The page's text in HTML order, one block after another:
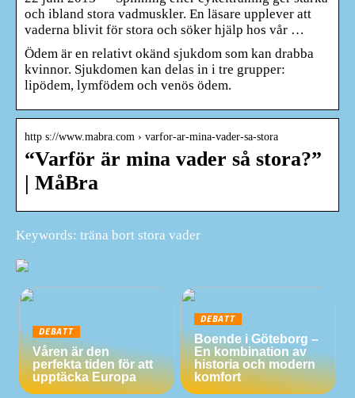
och ibland stora vadmuskler. En läsare upplever att
vaderna blivit för stora och söker hjälp hos vår …
Ödem är en relativt okänd sjukdom som kan drabba
kvinnor. Sjukdomen kan delas in i tre grupper:
lipödem, lymfödem och venös ödem.
http s://www.mabra.com › varfor-ar-mina-vader-sa-stora
“Varför är mina vader så stora?”
| MåBra
Keywords: träna bort stora vader
DEBATT
Våren är den
perfekta tiden för att
upptäcka Europa
DEBATT
Boende i Göteborg –
En kombination av
historia och modern
komfort